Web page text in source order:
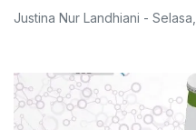
Justina Nur Landhiani - Selasa